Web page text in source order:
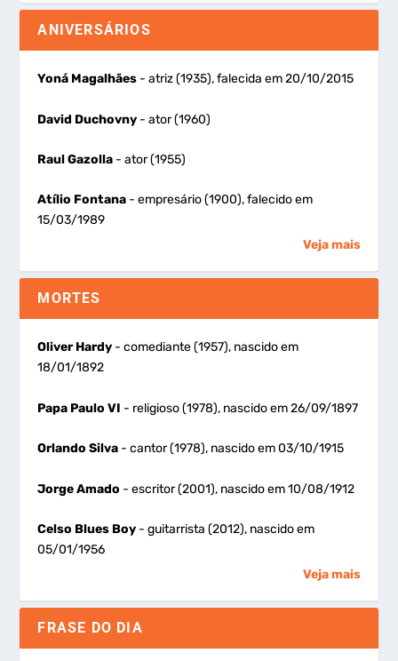
ANIVERSÁRIOS
Yoná Magalhães - atriz (1935), falecida em 20/10/2015
David Duchovny - ator (1960)
Raul Gazolla - ator (1955)
Atílio Fontana - empresário (1900), falecido em
15/03/1989
Veja mais
MORTES
Oliver Hardy - comediante (1957), nascido em
18/01/1892
Papa Paulo VI - religioso (1978), nascido em 26/09/1897
Orlando Silva - cantor (1978), nascido em 03/10/1915
Jorge Amado - escritor (2001), nascido em 10/08/1912
Celso Blues Boy - guitarrista (2012), nascido em
05/01/1956
Veja mais
FRASE DO DIA